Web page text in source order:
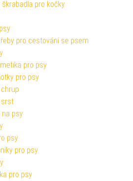
škrabadla pro kočky
pro cestování se psem
pro psy
pro psy
srst
na psy
psy
pro psy
pro psy